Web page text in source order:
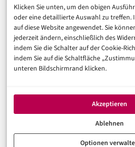
Klicken Sie unten, um den obigen
oder eine detaillierte Auswahl zu treffen.
auf diese Website angewendet. Sie
jederzeit ändern, einschließlich des
indem Sie die Schalter auf der Cookie-
indem Sie auf die Schaltfläche
unteren Bildschirmrand klicken.
Akzeptieren
Ablehnen
Optionen
Magazin
Unsere Redaktion
Werbeformate & Media Kit
Rechtliches
Datenschutzerklärung (EU)
Cookie-Richtlinie (EU)